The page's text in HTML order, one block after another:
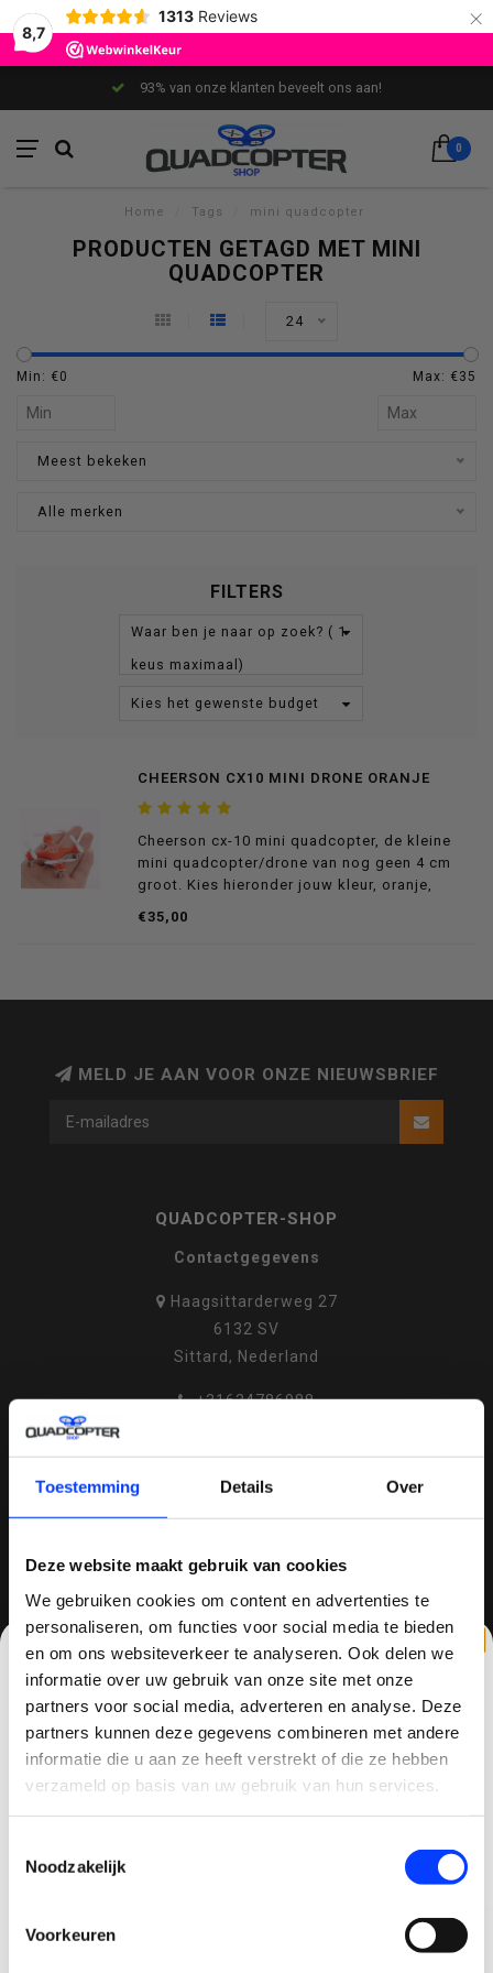
Toestemming Details Over
Deze website maakt gebruik van cookies
We gebruiken cookies om content en advertenties te
personaliseren, om functies voor social media te bieden
en om ons websiteverkeer te analyseren. Ook delen we
informatie over uw gebruik van onze site met onze
partners voor social media, adverteren en analyse. Deze
partners kunnen deze gegevens combineren met andere
informatie die u aan ze heeft verstrekt of die ze hebben
verzameld op basis van uw gebruik van hun services.
Noodzakelijk
Voorkeuren
8,7
1313 Reviews ×
93% van onze klanten beveelt ons aan!
0
Home Tags mini quadcopter
PRODUCTEN GETAGD MET MINI
QUADCOPTER
24
Min: €0 Max: €35
Meest bekeken
Alle merken
FILTERS
Waar ben je naar op zoek? ( 1
keus maximaal)
Kies het gewenste budget
CHEERSON CX10 MINI DRONE ORANJE
Cheerson cx-10 mini quadcopter, de kleine
mini quadcopter/drone van nog geen 4 cm
groot. Kies hieronder jouw kleur, oranje,
€35,00
MELD JE AAN VOOR ONZE NIEUWSBRIEF
QUADCOPTER-SHOP
Contactgegevens
Haagsittarderweg 27
6132 SV
Sittard, Nederland
+31634786988
info@quadcopter-shop.nl
REVIEWS
8.6 / 10 810 reviews
speler op het gebied van drones, quadcopters,
multicopters (het beestje hoeft maar een naam
CLAIM KORTING OP JE EERSTE
BESTELLING!